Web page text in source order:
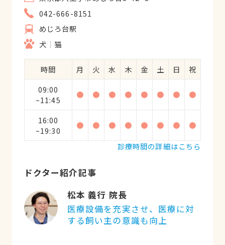
042-666-8151
めじろ台駅
犬
猫
時間 月 火 水 木 金 土 日
祝
09:00
~11:45
● ● ● ● ● ● ● ●
16:00
~19:30
● ● ● ● ● ● ●
●
診療時間の詳細はこちら
ドクター紹介記事
松本 義行 院長
医療設備を充実させ、医療に対
する飼い主の意識も向上